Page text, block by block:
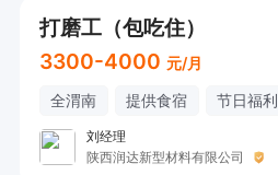
打磨工（包吃住）
3300-4000 元/月
全渭南 提供食宿 节日福利
刘经理
陕西润达新型材料有限公司